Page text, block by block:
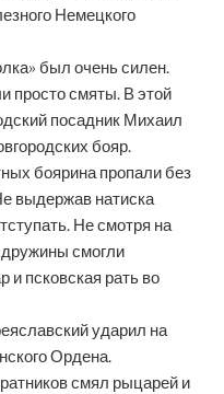
Немецкого
был очень силен.
просто смяты. В этой
посадник Михаил
бояр.
боярина пропали без
выдержав натиска
Не смотря на
дружины смогли
и псковская рать во
ударил на
Ордена.
смял рыцарей и